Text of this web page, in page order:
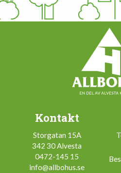
Kontakt
Storgatan 15A
342 30 Alvesta
0472-145 15
info@allbohus.se